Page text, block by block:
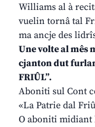
Williams al à
vuelin tornâ tal
ma ancje des
Une volte al mês
cjanton dut
FRIÛL”.
Aboniti sul Cont
«La Patrie dal
O aboniti midiant